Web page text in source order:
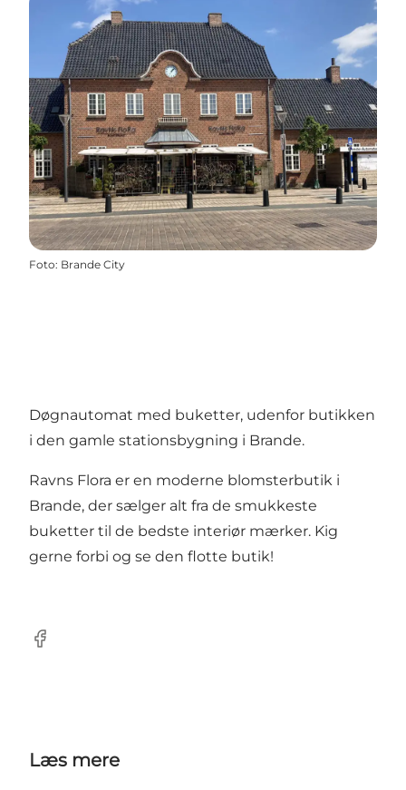
Foto: Brande City
Døgnautomat med buketter, udenfor butikken
i den gamle stationsbygning i Brande.
Ravns Flora er en moderne blomsterbutik i
Brande, der sælger alt fra de smukkeste
buketter til de bedste interiør mærker. Kig
gerne forbi og se den flotte butik!
Facebook
Læs mere